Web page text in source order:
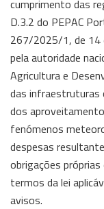
cumprimento das
D.3.2 do PEPAC
267/2025/1, de 14
pela autoridade
Agricultura e
das infraestruturas
dos
fenómenos
despesas
obrigações
termos da lei
avisos.